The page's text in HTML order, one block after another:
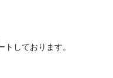
しております。